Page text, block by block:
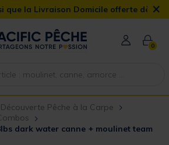
Domicile offerte dès 90€ ×
0
Découverte Pêche à la Carpe
dark water canne + moulinet team